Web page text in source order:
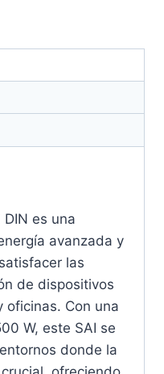
DIN es una
avanzada y
las
de dispositivos
oficinas. Con una
W, este SAI se
donde la